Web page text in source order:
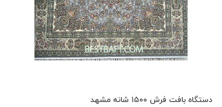
دستگاه بافت فرش ۱۵۰۰ شانه مشهد